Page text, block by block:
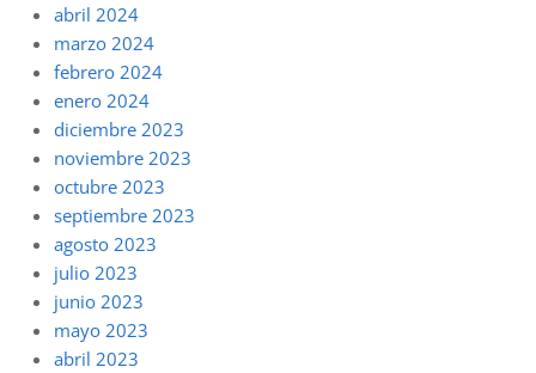
abril 2024
marzo 2024
febrero 2024
enero 2024
diciembre 2023
noviembre 2023
octubre 2023
septiembre 2023
agosto 2023
julio 2023
junio 2023
mayo 2023
abril 2023